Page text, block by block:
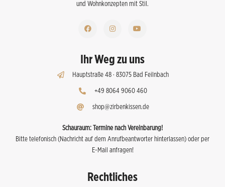
und Wohnkonzepten mit Stil.
Ihr Weg zu uns
Hauptstraße 48 · 83075 Bad Feilnbach
+49 8064 9060 460
shop@zirbenkissen.de
Schauraum: Termine nach Vereinbarung!
Bitte telefonisch (Nachricht auf dem Anrufbeantworter hinterlassen) oder per
E-Mail anfragen!
Rechtliches